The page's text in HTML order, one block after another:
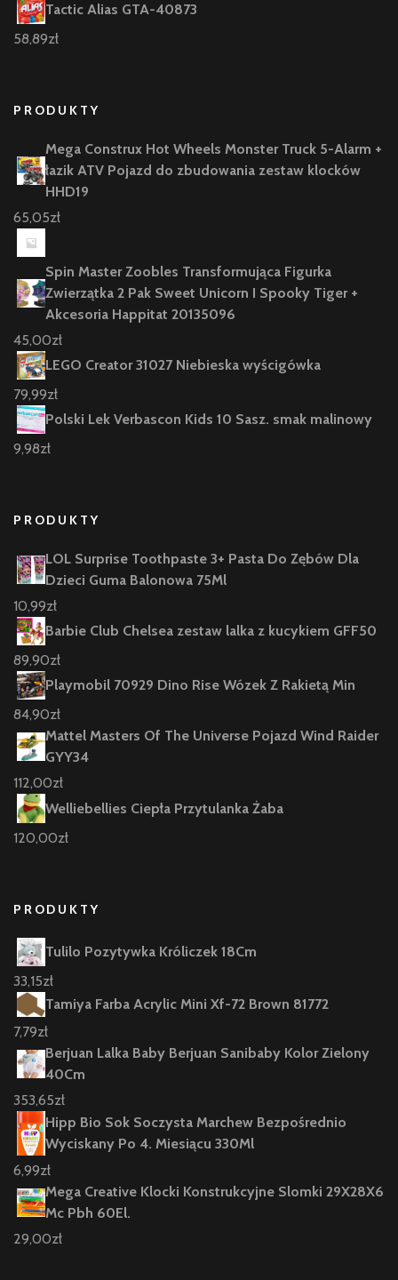
Tactic Alias GTA-40873
58,89zł
PRODUKTY
Mega Construx Hot Wheels Monster Truck 5-Alarm +
łazik ATV Pojazd do zbudowania zestaw klocków
HHD19
65,05zł
Spin Master Zoobles Transformująca Figurka
Zwierzątka 2 Pak Sweet Unicorn I Spooky Tiger +
Akcesoria Happitat 20135096
45,00zł
LEGO Creator 31027 Niebieska wyścigówka
79,99zł
Polski Lek Verbascon Kids 10 Sasz. smak malinowy
9,98zł
PRODUKTY
LOL Surprise Toothpaste 3+ Pasta Do Zębów Dla
Dzieci Guma Balonowa 75Ml
10,99zł
Barbie Club Chelsea zestaw lalka z kucykiem GFF50
89,90zł
Playmobil 70929 Dino Rise Wózek Z Rakietą Min
84,90zł
Mattel Masters Of The Universe Pojazd Wind Raider
GYY34
112,00zł
Welliebellies Ciepła Przytulanka Żaba
120,00zł
PRODUKTY
Tulilo Pozytywka Króliczek 18Cm
33,15zł
Tamiya Farba Acrylic Mini Xf-72 Brown 81772
7,79zł
Berjuan Lalka Baby Berjuan Sanibaby Kolor Zielony
40Cm
353,65zł
Hipp Bio Sok Soczysta Marchew Bezpośrednio
Wyciskany Po 4. Miesiącu 330Ml
6,99zł
Mega Creative Klocki Konstrukcyjne Slomki 29X28X6
Mc Pbh 60El.
29,00zł